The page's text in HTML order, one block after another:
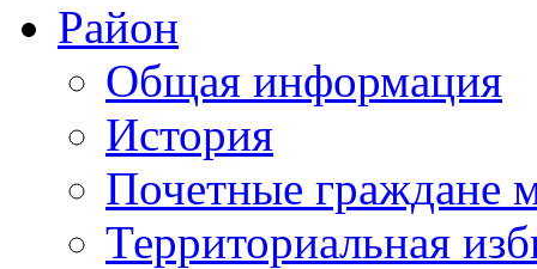
Район
Общая информация
История
Почетные граждане
Территориальная